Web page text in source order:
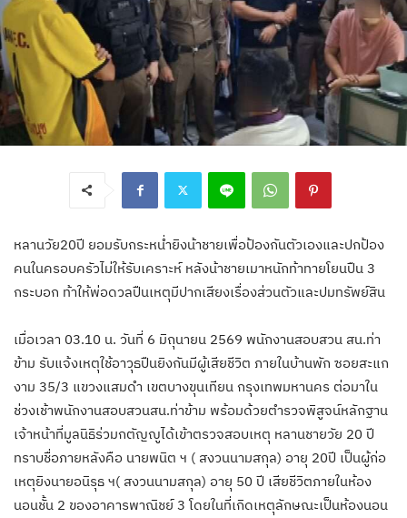
หลานวัย20ปี ยอมรับกระหน่ำยิงน้าชายเพื่อป้องกันตัวเองและปกป้อง
คนในครอบครัวไม่ให้รับเคราะห์ หลังน้าชายเมาหนักท้าทายโยนปืน 3
กระบอก ท้าให้พ่อดวลปืนเหตุมีปากเสียงเรื่องส่วนตัวและปมทรัพย์สิน
เมื่อเวลา 03.10 น. วันที่ 6 มิถุนายน 2569 พนักงานสอบสวน สน.ท่า
ข้าม รับแจ้งเหตุใช้อาวุธปืนยิงกันมีผู้เสียชีวิต ภายในบ้านพัก ซอยสะแก
งาม 35/3 แขวงแสมดำ เขตบางขุนเทียน กรุงเทพมหานคร ต่อมาใน
ช่วงเช้าพนักงานสอบสวนสน.ท่าข้าม พร้อมด้วยตำรวจพิสูจน์หลักฐาน
เจ้าหน้าที่มูลนิธิร่วมกตัญญูได้เข้าตรวจสอบเหตุ หลานชายวัย 20 ปี
ทราบชื่อภายหลังคือ นายพนิต ฯ ( สงวนนามสกุล) อายุ 20ปี เป็นผู้ก่อ
เหตุยิงนายอนิรุธ ฯ( สงวนนามสกุล) อายุ 50 ปี เสียชีวิตภายในห้อง
นอนชั้น 2 ของอาคารพาณิชย์ 3 โดยในที่เกิดเหตุลักษณะเป็นห้องนอน